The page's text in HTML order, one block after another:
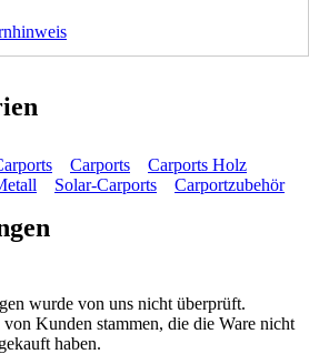
Carports
Carports Holz
Solar-Carports Carportzubehör
wurde von uns nicht überprüft.
Kunden stammen, die die Ware nicht
haben.